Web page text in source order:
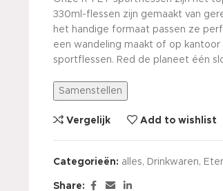
330ml-flessen zijn gemaakt van
het handige formaat passen ze
een wandeling maakt of op
sportflessen. Red de planeet één
Samenstellen
Vergelijk Add to wishlist
Categorieën: alles, Drinkwaren,
Share: